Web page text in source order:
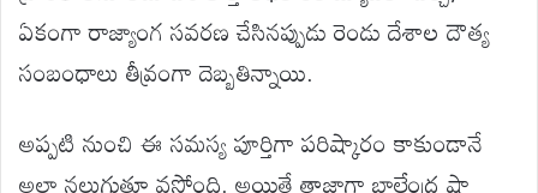
ఏకంగా రాజ్యాంగ సవరణ చేసినప్పుడు రెండు దేశాల దౌత్య
సంబంధాలు తీవ్రంగా దెబ్బతిన్నాయి.
అప్పటి నుంచి ఈ సమస్య పూర్తిగా పరిష్కారం కాకుండానే
అలా నలుగుతూ వస్తోంది. అయితే తాజాగా బాలేంద్ర షా